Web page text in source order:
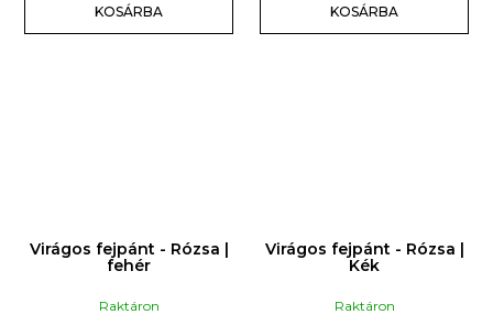
KOSÁRBA KOSÁRBA
Virágos fejpánt - Rózsa |
fehér
Raktáron
Virágos fejpánt - Rózsa |
Kék
Raktáron